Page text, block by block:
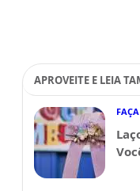
APROVEITE E LEIA